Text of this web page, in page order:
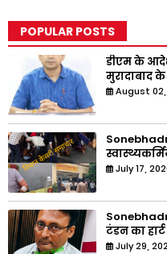
POPULAR POSTS
डीएम के
मुरादाबाद
August
July 17,
टंडन का
July 29,